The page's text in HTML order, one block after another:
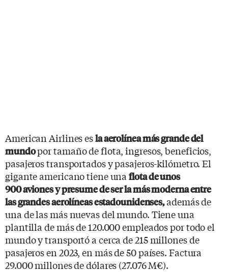
American Airlines esla aerolínea más grande del
mundopor tamaño de flota, ingresos, beneficios,
pasajeros transportados y pasajeros-kilómetro. El
gigante americano tiene unaflota de unos
900 aviones y presume de ser la más moderna entre
las grandes aerolíneas estadounidenses,además de
una de las más nuevas del mundo. Tiene una
plantilla de más de 120.000 empleados por todo el
mundo y transportó a cerca de 215 millones de
pasajeros en 2023, en más de 50 países. Factura
29.000 millones de dólares (27.076 M€).